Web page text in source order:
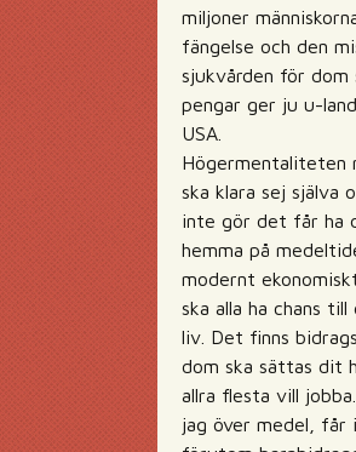
miljoner
fängelse och den
sjukvården för dom
pengar ger ju u-
USA.
Högermentaliteten
ska klara sej själva
inte gör det får ha
hemma på
modernt
ska alla ha chans
liv. Det finns
dom ska sättas dit
allra flesta vill
jag över medel, får